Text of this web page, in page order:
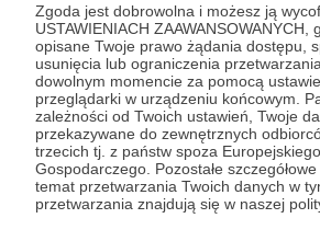
Zgoda jest dobrowolna i możesz ją
USTAWIENIACH ZAAWANSOWANYCH,
opisane Twoje prawo żądania dostępu,
usunięcia lub ograniczenia
dowolnym momencie za pomocą
przeglądarki w urządzeniu końcowym.
zależności od Twoich ustawień, Twoje
przekazywane do zewnętrznych
trzecich tj. z państw spoza
Gospodarczego. Pozostałe
temat przetwarzania Twoich danych w
przetwarzania znajdują się w naszej
Dołącz do grona
Wesprzyj działalność Autora
teraz!
Zostań